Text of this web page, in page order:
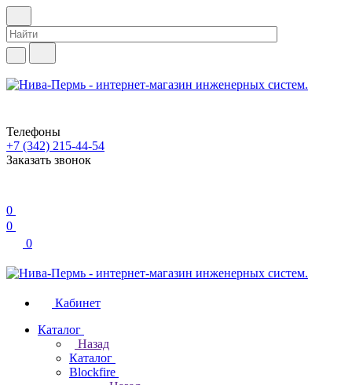
Телефоны
+7 (342) 215-44-54
Заказать звонок
0
0
0
Кабинет
Каталог
Назад
Каталог
Blockfire